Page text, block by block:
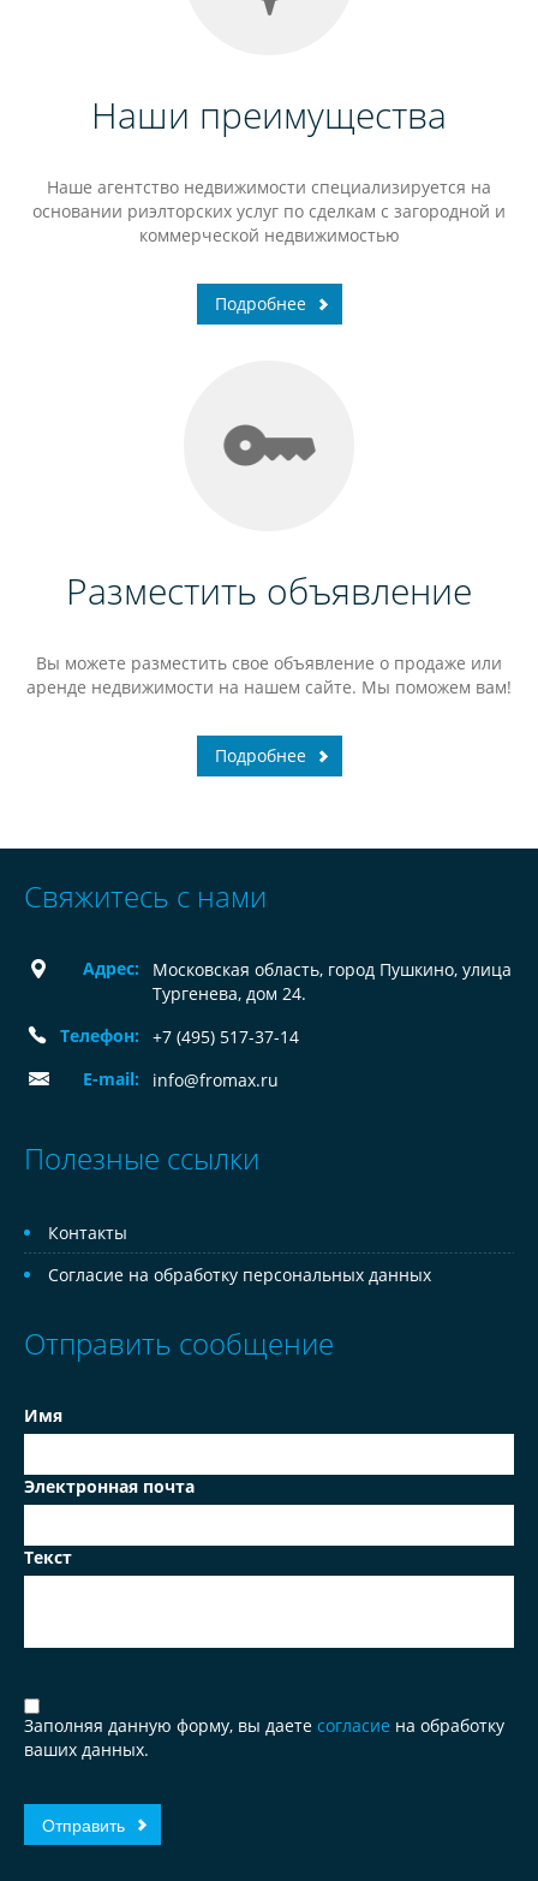
Наши преимущества
Наше агентство недвижимости специализируется на
основании риэлторских услуг по сделкам с загородной и
коммерческой недвижимостью
Подробнее
Разместить объявление
Вы можете разместить свое объявление о продаже или
аренде недвижимости на нашем сайте. Мы поможем вам!
Подробнее
Свяжитесь с нами
Адрес:
Московская область, город Пушкино, улица
Тургенева, дом 24.
Телефон:
+7 (495) 517-37-14
E-mail:
info@fromax.ru
Полезные ссылки
Контакты
Согласие на обработку персональных данных
Отправить сообщение
Имя
Электронная почта
Текст
Заполняя данную форму, вы даете согласие на обработку
ваших данных.